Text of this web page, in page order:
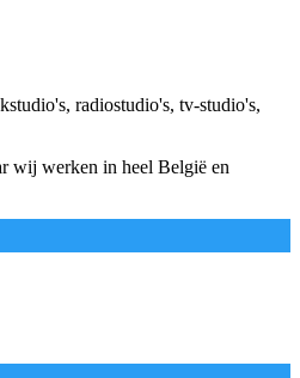
radiostudio's, tv-studio's,
wij werken in heel België en